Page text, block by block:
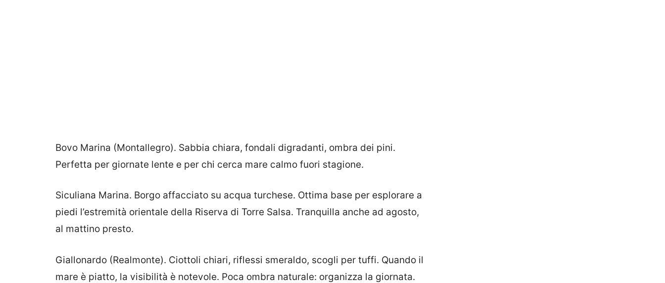
Bovo Marina (Montallegro). Sabbia chiara, fondali digradanti, ombra dei pini.
Perfetta per giornate lente e per chi cerca mare calmo fuori stagione.
Siculiana Marina. Borgo affacciato su acqua turchese. Ottima base per esplorare a
piedi l’estremità orientale della Riserva di Torre Salsa. Tranquilla anche ad agosto,
al mattino presto.
Giallonardo (Realmonte). Ciottoli chiari, riflessi smeraldo, scogli per tuffi. Quando il
mare è piatto, la visibilità è notevole. Poca ombra naturale: organizza la giornata.